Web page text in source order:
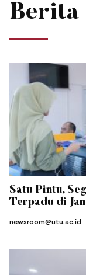
Berita
Satu Pintu,
Terpadu di
newsroom@utu.ac.id